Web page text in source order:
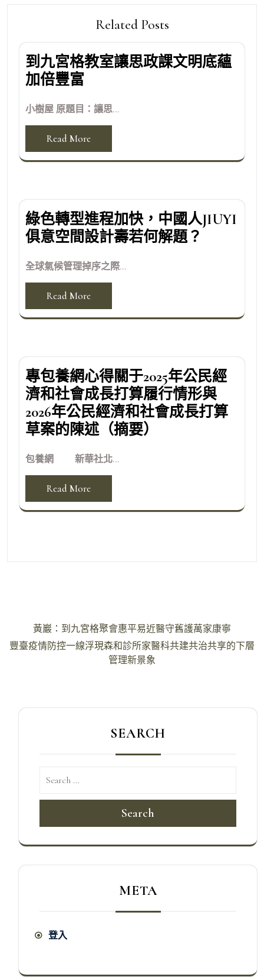
Related Posts
到九宮格教室讓思政課文明底蘊
加倍豐富
小樹屋 原題目：讓思...
Read More
綠色轉型進程加快，中國人JIUYI
俱意空間設計壽若何解題？
全球氣候管理掉序之際...
Read More
專包養網心得關于2025年公民經
濟和社會成長打算履行情形與
2026年公民經濟和社會成長打算
草案的陳述（摘要）
包養網 新華社北...
Read More
章
黃巖：到九宮格聚會惠平易近醫守舊護萬家康寧
豐臺疫情防控一線浮現森和診所家醫科共建共治共享的下層
管理新景象
SEARCH
Search
META
登入